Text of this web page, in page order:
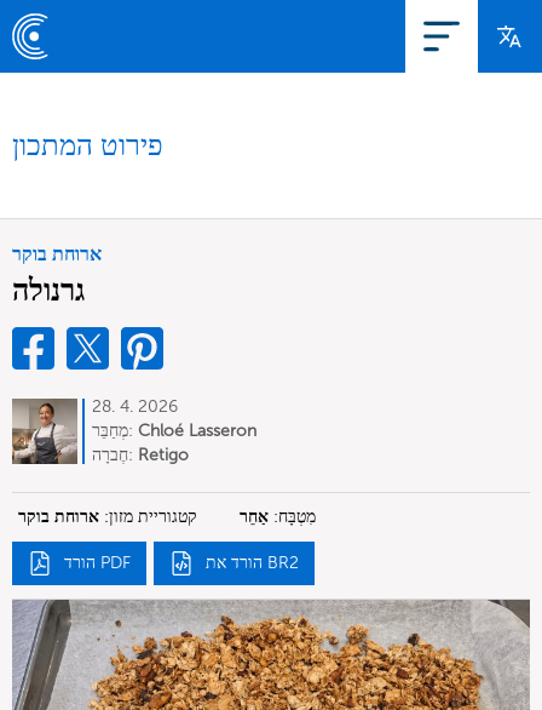
פירוט המתכון
ארוחת בוקר
גרנולה
28. 4. 2026
מְחַבֵּר: Chloé Lasseron
חֶברָה: Retigo
קטגוריית מזון: ארוחת בוקר מִטְבָּח: אַחֵר
הורד PDF הורד את BR2